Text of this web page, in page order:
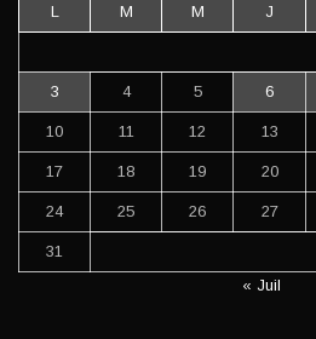
L M M J
3 4 5 6
10 11 12 13
17 18 19 20
24 25 26 27
31
« Juil